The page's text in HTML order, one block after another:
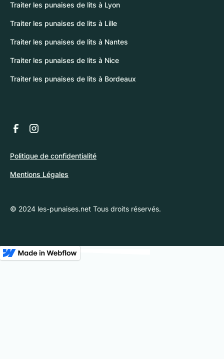
Traiter les punaises de lits à Lyon
Traiter les punaises de lits à Lille
Traiter les punaises de lits à Nantes
Traiter les punaises de lits à Nice
Traiter les punaises de lits à Bordeaux
© 2024 les-punaises.net Tous droits réservés.
Politique de confidentialité
Mentions Légales